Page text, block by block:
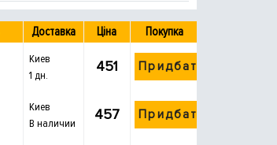
Доставка Ціна Покупка
Киев
1 дн.
451 Придбати
Киев
В наличии
457 Придбати